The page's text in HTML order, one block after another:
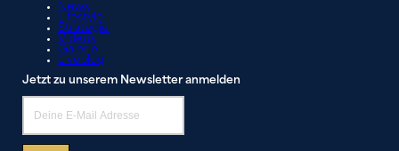
News
Lifestyle
Strategie
Videos
Galerie
Liveblog
Jetzt zu unserem Newsletter anmelden